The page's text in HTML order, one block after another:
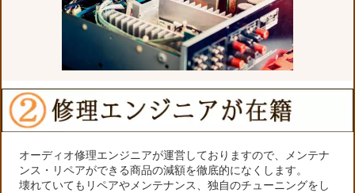
オーディオ修理エンジニアが運営しておりますので、メンテナ
ンス・リペアができる商品の減額を徹底的になくします。
壊れていてもリペアやメンテナンス、独自のチューニングをし